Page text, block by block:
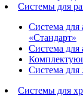
Системы для
Система
«Стандарт»
Система
Система для
Системы для